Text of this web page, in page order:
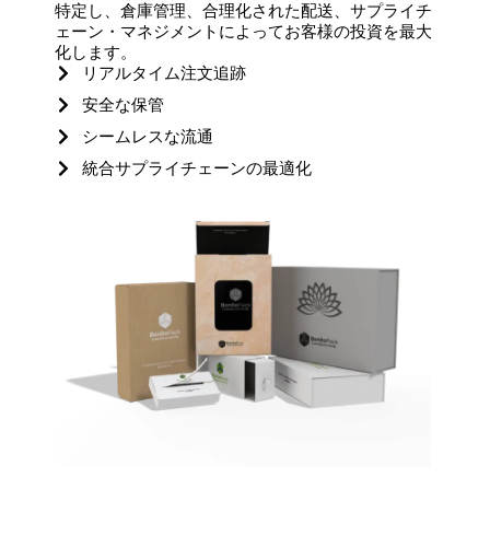
特定し、倉庫管理、合理化された配送、サプライチ
ェーン・マネジメントによってお客様の投資を最大
化します。
リアルタイム注文追跡
安全な保管
シームレスな流通
統合サプライチェーンの最適化